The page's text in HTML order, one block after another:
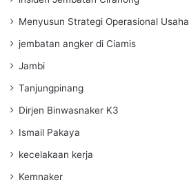
Menyusun Strategi Operasional Usaha
jembatan angker di Ciamis
Jambi
Tanjungpinang
Dirjen Binwasnaker K3
Ismail Pakaya
kecelakaan kerja
Kemnaker